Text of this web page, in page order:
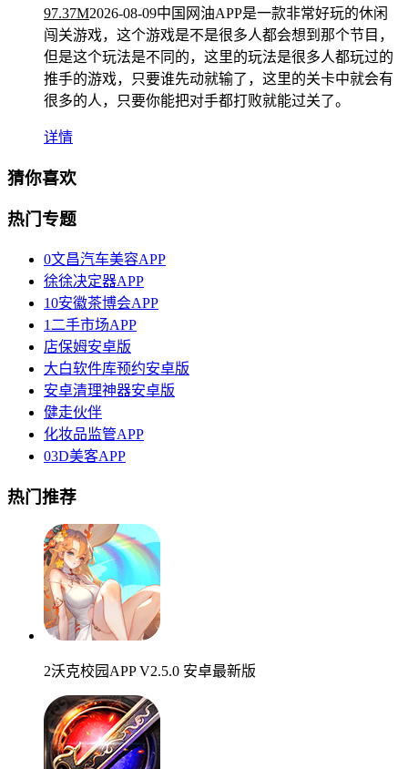
97.37M2026-08-09中国网油APP是一款非常好玩的休闲
闯关游戏，这个游戏是不是很多人都会想到那个节目，
但是这个玩法是不同的，这里的玩法是很多人都玩过的
推手的游戏，只要谁先动就输了，这里的关卡中就会有
很多的人，只要你能把对手都打败就能过关了。
详情
猜你喜欢
热门专题
0文昌汽车美容APP
徐徐决定器APP
10安徽茶博会APP
1二手市场APP
店保姆安卓版
大白软件库预约安卓版
安卓清理神器安卓版
健走伙伴
化妆品监管APP
03D美客APP
热门推荐
2沃克校园APP V2.5.0 安卓最新版